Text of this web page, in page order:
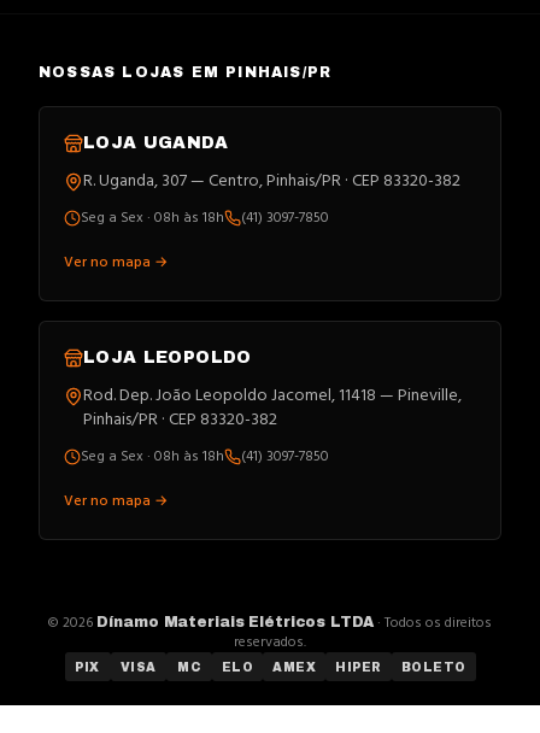
NOSSAS LOJAS EM PINHAIS/PR
LOJA UGANDA
R. Uganda, 307 — Centro, Pinhais/PR · CEP 83320-382
Seg a Sex · 08h às 18h
(41) 3097-7850
Ver no mapa →
LOJA LEOPOLDO
Rod. Dep. João Leopoldo Jacomel, 11418 — Pineville,
Pinhais/PR · CEP 83320-382
Seg a Sex · 08h às 18h
(41) 3097-7850
Ver no mapa →
©2026 Dínamo Materiais Elétricos LTDA· Todos os direitos
reservados.
PIX VISA MC ELO AMEX HIPER BOLETO